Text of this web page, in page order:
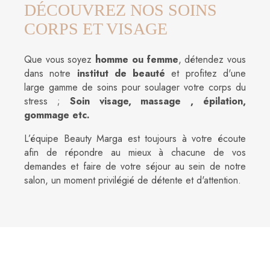
DÉCOUVREZ NOS SOINS
CORPS ET VISAGE
Que vous soyez homme ou femme, détendez vous
dans notre institut de beauté et profitez d'une
large gamme de soins pour soulager votre corps du
stress ; Soin visage, massage , épilation,
gommage etc.
L’équipe Beauty Marga est toujours à votre écoute
afin de répondre au mieux à chacune de vos
demandes et faire de votre séjour au sein de notre
salon, un moment privilégié de détente et d'attention.